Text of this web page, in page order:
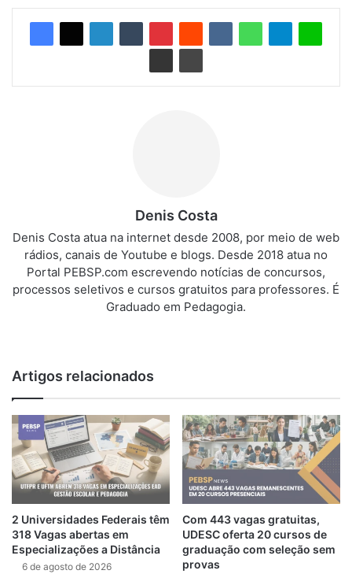
Denis Costa
Denis Costa atua na internet desde 2008, por meio de web
rádios, canais de Youtube e blogs. Desde 2018 atua no
Portal PEBSP.com escrevendo notícias de concursos,
processos seletivos e cursos gratuitos para professores. É
Graduado em Pedagogia.
Artigos relacionados
2 Universidades Federais têm
318 Vagas abertas em
Especializações a Distância
6 de agosto de 2026
Com 443 vagas gratuitas,
UDESC oferta 20 cursos de
graduação com seleção sem
provas